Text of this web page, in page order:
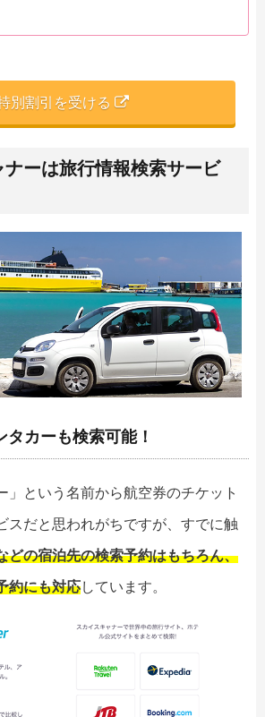
別割引を受ける
ナーは旅行情報検索サービ
タカーも検索可能！
」という名前から航空券のチケット
スだと思われがちですが、すでに触
どの宿泊先の検索予約はもちろん、
約にも対応しています。